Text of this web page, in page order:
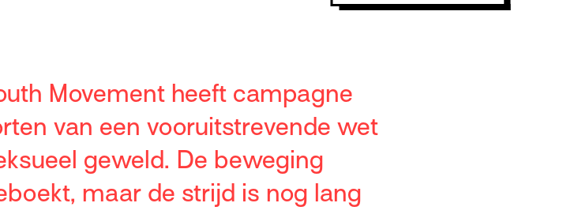
Movement heeft campagne
van een vooruitstrevende wet
geweld. De beweging
maar de strijd is nog lang